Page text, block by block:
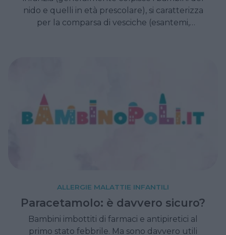
nido e quelli in età prescolare), si caratterizza
per la comparsa di vesciche (esantemi,
ALLERGIE MALATTIE INFANTILI
Paracetamolo: è davvero sicuro?
Bambini imbottiti di farmaci e antipiretici al
primo stato febbrile. Ma sono davvero utili